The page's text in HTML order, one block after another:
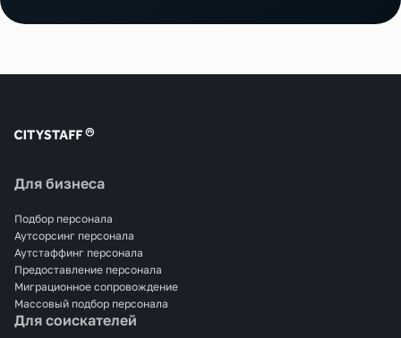
Для бизнеса
Подбор персонала
Аутсорсинг персонала
Аутстаффинг персонала
Предоставление персонала
Миграционное сопровождение
Массовый подбор персонала
Для соискателей